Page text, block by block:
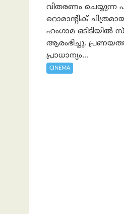
വിതരണം ചെയ്യുന്ന
റൊമാന്റിക്
ഹംഗാമ ഒടിടിയിൽ
ആരംഭിച്ചു.
പ്രാധാന്യം...
CINEMA